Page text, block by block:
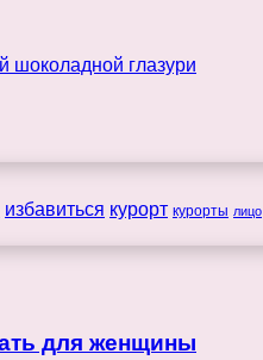
избавиться курорт курорты лицо
для женщины